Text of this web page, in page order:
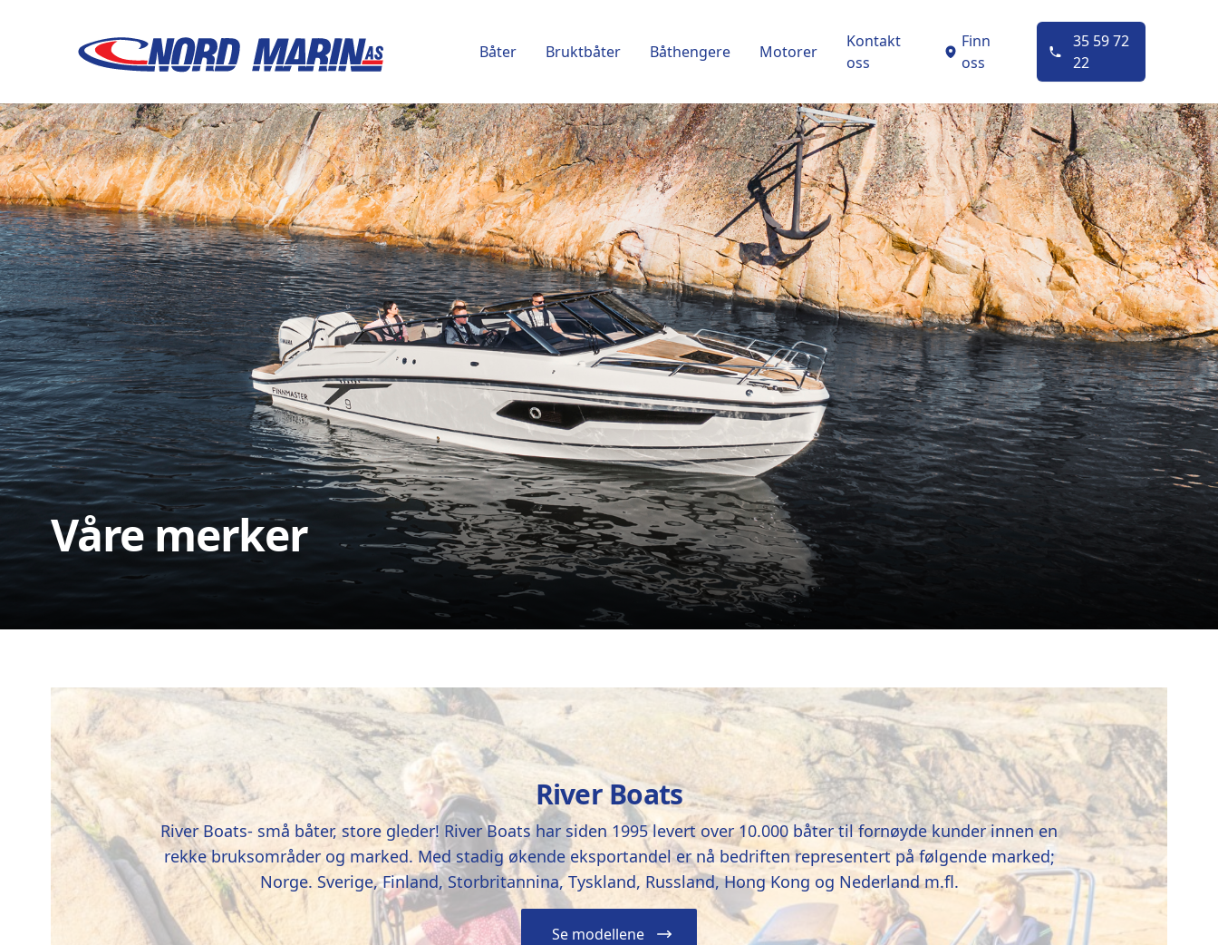
Båter Bruktbåter Båthengere Motorer
Kontakt
oss
Finn
oss
35 59 72
22
Våre merker
River Boats
River Boats- små båter, store gleder! River Boats har siden 1995 levert over 10.000 båter til fornøyde kunder innen en
rekke bruksområder og marked. Med stadig økende eksportandel er nå bedriften representert på følgende marked;
Norge. Sverige, Finland, Storbritannina, Tyskland, Russland, Hong Kong og Nederland m.fl.
Se modellene